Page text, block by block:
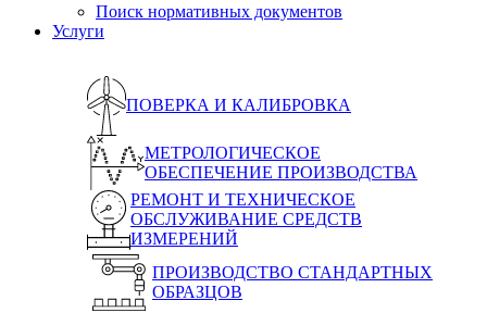
Поиск нормативных документов
Услуги
ПОВЕРКА И КАЛИБРОВКА
МЕТРОЛОГИЧЕСКОЕ
ОБЕСПЕЧЕНИЕ ПРОИЗВОДСТВА
РЕМОНТ И ТЕХНИЧЕСКОЕ
ОБСЛУЖИВАНИЕ СРЕДСТВ
ИЗМЕРЕНИЙ
ПРОИЗВОДСТВО СТАНДАРТНЫХ
ОБРАЗЦОВ